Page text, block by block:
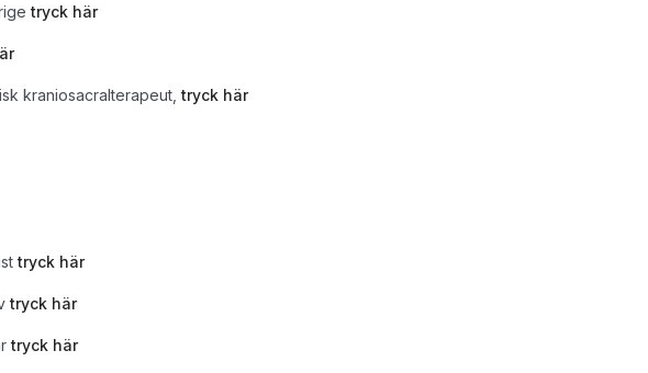
tryck här
kraniosacralterapeut,tryck här
tryck här
tryck här
tryck här